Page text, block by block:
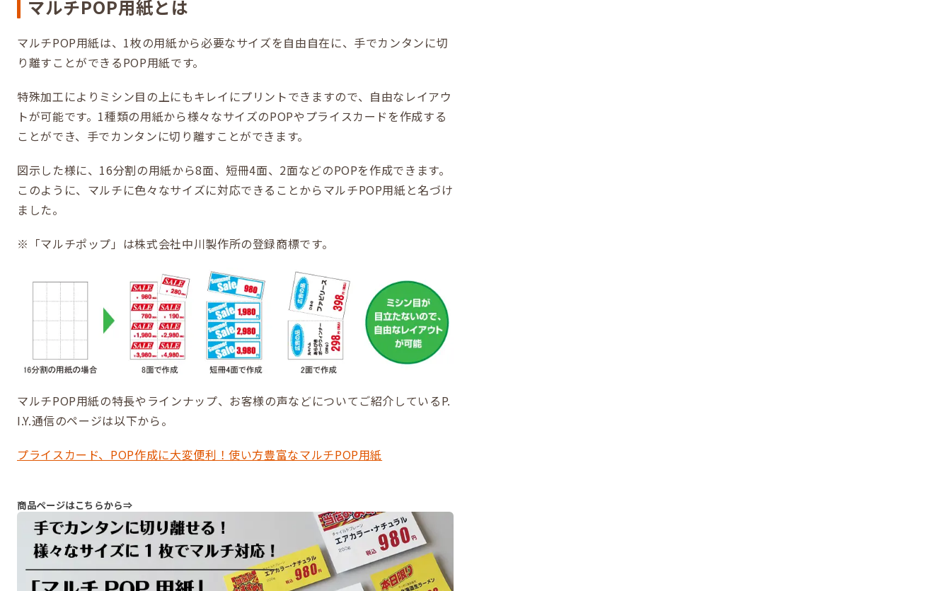
マルチPOP用紙とは
マルチPOP用紙は、1枚の用紙から必要なサイズを自由自在に、手でカンタンに切
り離すことができるPOP用紙です。
特殊加工によりミシン目の上にもキレイにプリントできますので、自由なレイアウ
トが可能です。1種類の用紙から様々なサイズのPOPやプライスカードを作成する
ことができ、手でカンタンに切り離すことができます。
図示した様に、16分割の用紙から8面、短冊4面、2面などのPOPを作成できます。
このように、マルチに色々なサイズに対応できることからマルチPOP用紙と名づけ
ました。
※「マルチポップ」は株式会社中川製作所の登録商標です。
マルチPOP用紙の特長やラインナップ、お客様の声などについてご紹介しているP.
I.Y.通信のページは以下から。
プライスカード、POP作成に大変便利！使い方豊富なマルチPOP用紙
商品ページはこちらから⇒